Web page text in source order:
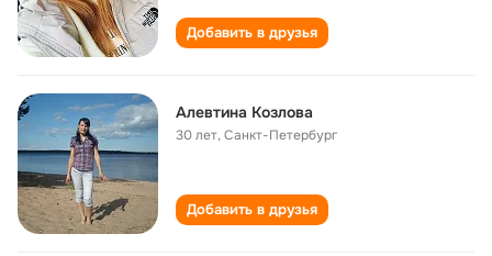
Добавить в друзья
Алевтина Козлова
30 лет,Санкт-Петербург
Добавить в друзья